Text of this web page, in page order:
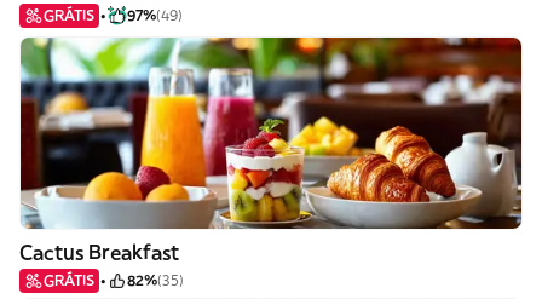
GRÁTIS 97%(49)
Cactus Breakfast
GRÁTIS 82%(35)